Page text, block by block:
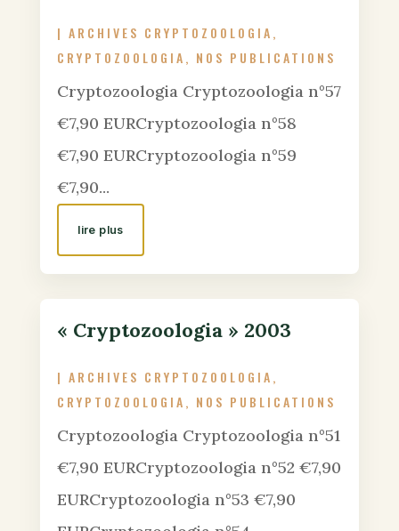
| ARCHIVES CRYPTOZOOLOGIA,
CRYPTOZOOLOGIA, NOS PUBLICATIONS
Cryptozoologia Cryptozoologia n°57
€7,90 EURCryptozoologia n°58
€7,90 EURCryptozoologia n°59
€7,90...
lire plus
« Cryptozoologia » 2003
| ARCHIVES CRYPTOZOOLOGIA,
CRYPTOZOOLOGIA, NOS PUBLICATIONS
Cryptozoologia Cryptozoologia n°51
€7,90 EURCryptozoologia n°52 €7,90
EURCryptozoologia n°53 €7,90